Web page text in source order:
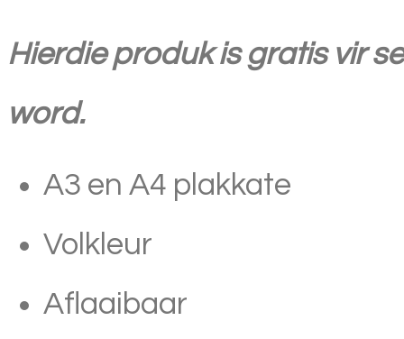
Hierdie produk is gratis vir
word.
A3 en A4 plakkate
Volkleur
Aflaaibaar